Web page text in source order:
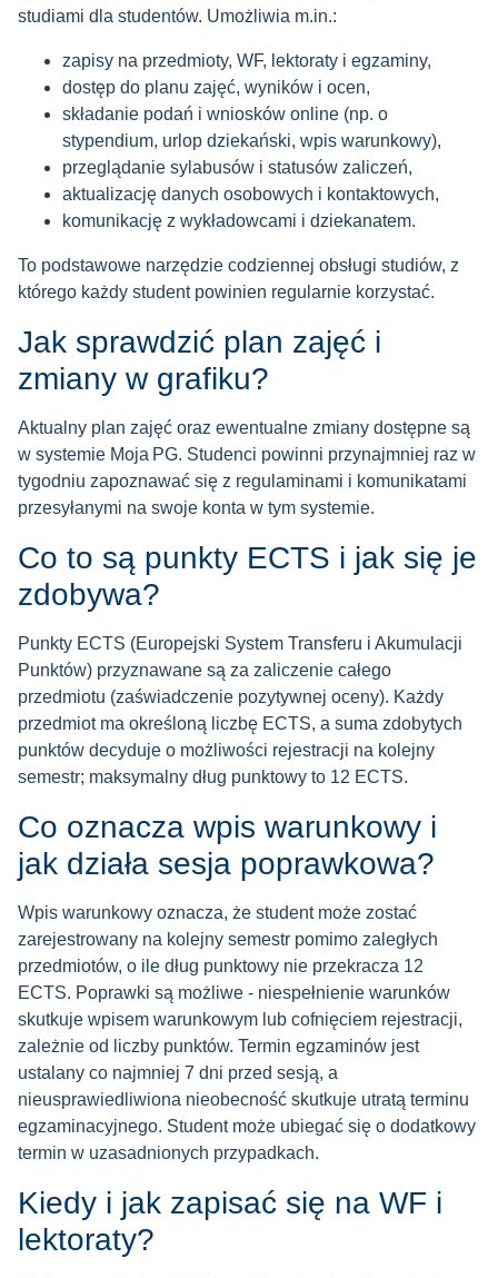
studiami dla studentów. Umożliwia m.in.:
zapisy na przedmioty, WF, lektoraty i egzaminy,
dostęp do planu zajęć, wyników i ocen,
składanie podań i wniosków online (np. o
stypendium, urlop dziekański, wpis warunkowy),
przeglądanie sylabusów i statusów zaliczeń,
aktualizację danych osobowych i kontaktowych,
komunikację z wykładowcami i dziekanatem.
To podstawowe narzędzie codziennej obsługi studiów, z
którego każdy student powinien regularnie korzystać.
Jak sprawdzić plan zajęć i
zmiany w grafiku?
Aktualny plan zajęć oraz ewentualne zmiany dostępne są
w systemie Moja PG. Studenci powinni przynajmniej raz w
tygodniu zapoznawać się z regulaminami i komunikatami
przesyłanymi na swoje konta w tym systemie.
Co to są punkty ECTS i jak się je
zdobywa?
Punkty ECTS (Europejski System Transferu i Akumulacji
Punktów) przyznawane są za zaliczenie całego
przedmiotu (zaświadczenie pozytywnej oceny). Każdy
przedmiot ma określoną liczbę ECTS, a suma zdobytych
punktów decyduje o możliwości rejestracji na kolejny
semestr; maksymalny dług punktowy to 12 ECTS.
Co oznacza wpis warunkowy i
jak działa sesja poprawkowa?
Wpis warunkowy oznacza, że student może zostać
zarejestrowany na kolejny semestr pomimo zaległych
przedmiotów, o ile dług punktowy nie przekracza 12
ECTS. Poprawki są możliwe - niespełnienie warunków
skutkuje wpisem warunkowym lub cofnięciem rejestracji,
zależnie od liczby punktów. Termin egzaminów jest
ustalany co najmniej 7 dni przed sesją, a
nieusprawiedliwiona nieobecność skutkuje utratą terminu
egzaminacyjnego. Student może ubiegać się o dodatkowy
termin w uzasadnionych przypadkach.
Kiedy i jak zapisać się na WF i
lektoraty?